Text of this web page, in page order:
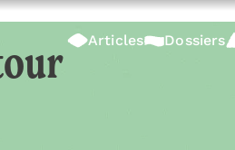
Articles Dossiers